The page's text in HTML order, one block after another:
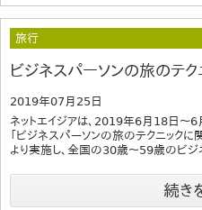
旅行
ビジネスパーソンの旅のテ
2019年07月25日
ネットエイジアは、2019年6月18日～
「ビジネスパーソンの旅のテクニックに
より実施し、全国の30歳～59歳のビ
続き